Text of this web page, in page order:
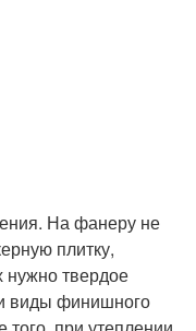
На фанеру не
плитку,
нужно твердое
виды финишного